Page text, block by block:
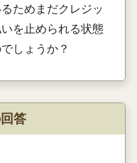
ためまだクレジッ
を止められる状態
しょうか？
答